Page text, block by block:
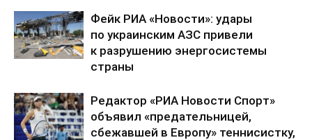
Фейк РИА «Новости»: удары
по украинским АЗС привели
к разрушению энергосистемы
страны
Редактор «РИА Новости Спорт»
объявил «предательницей,
сбежавшей в Европу» теннисистку,